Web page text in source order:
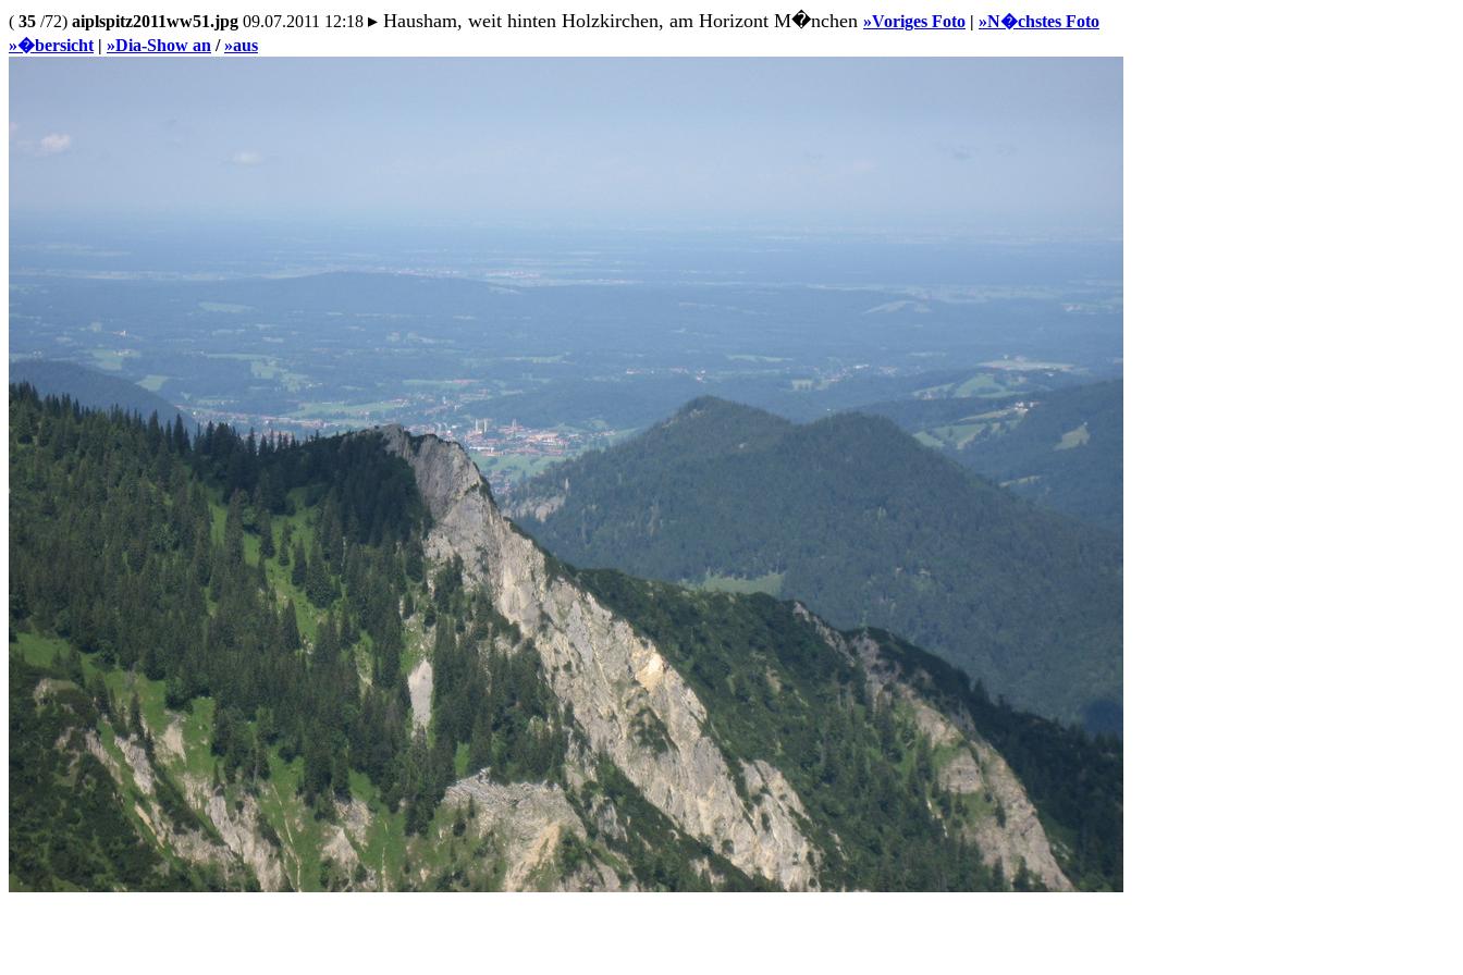
( 35 /72) aiplspitz2011ww51.jpg 09.07.2011 12:18 ▸ Hausham, weit hinten Holzkirchen, am Horizont M�nchen »Voriges Foto | »N�chstes Foto
»�bersicht | »Dia-Show an /»aus